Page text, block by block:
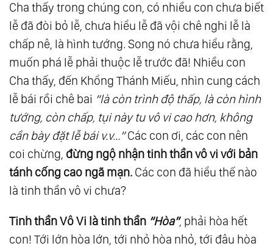
Câu 29
18.
Thượng Đế Giảng Chân Lý: Câu 30
19. Thượng Đế Giảng Chân Lý: Câu 31, Câu 32
20.Thượng Đế Giảng Chân Lý: Câu 33, Câu
34, Câu 35
21.Thượng Đế Giảng Chân Lý: Câu 36
22.Thượng Đế Giảng Chân Lý: Câu 37
23.Thượng Đế Giảng Chân Lý: Câu 38
24.Thượng Đế Giảng Chân Lý: Câu 39
25. Thượng Đế Giảng Chân Lý: Câu 40, Câu 41
26. Thượng Đế Giảng Chân Lý: Câu 42
27.Thượng Đế Giảng Chân Lý: Câu 43
Cha thấy trong chúng con, có nhiều con chưa biết
lễ đã đòi bỏ lễ, chưa hiểu lễ đã vội chê nghi lễ là
chấp nê, là hình tướng. Song nó chưa hiểu rằng,
muốn phá lễ phải thuộc lễ trước đã! Nhiều con
Cha thấy, đến Khổng Thánh Miếu, nhìn cung cách
lễ bái rồi chê bai “là còn trình độ thấp, là còn hình
tướng, còn chấp, tụi này tu vô vi cao hơn, không
cần bày đặt lễ bái v.v...”Các con ơi, các con nên
coi chừng, đừng ngộ nhận tinh thần vô vi với bản
tánh cống cao ngã mạn. Các con đã hiểu thế nào
là tinh thần vô vi chưa?
Tinh thần Vô Vi là tinh thần “Hòa”, phải hòa hết
con! Tới lớn hòa lớn, tới nhỏ hòa nhỏ, tới đâu hòa